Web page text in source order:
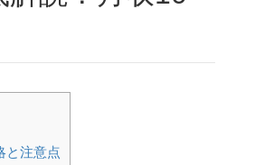
と注意点